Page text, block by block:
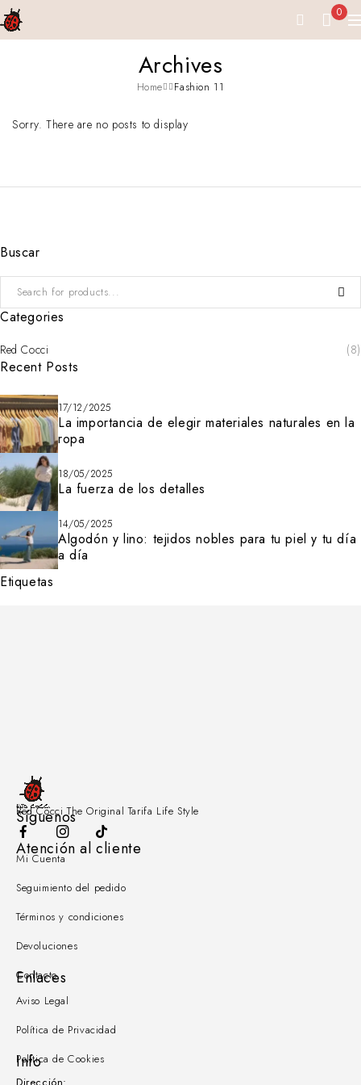
0
Archives
Home Fashion 11
Sorry. There are no posts to display
Buscar
Categories
Red Cocci (8)
Recent Posts
17/12/2025
La importancia de elegir materiales naturales en la
ropa
18/05/2025
La fuerza de los detalles
14/05/2025
Algodón y lino: tejidos nobles para tu piel y tu día
a día
Etiquetas
Red Cocci The Original Tarifa Life Style
Síguenos
Atención al cliente
Mi Cuenta
Seguimiento del pedido
Términos y condiciones
Devoluciones
Contacto
Enlaces
Aviso Legal
Política de Privacidad
Política de Cookies
Info